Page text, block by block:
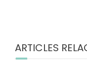
ARTICLES